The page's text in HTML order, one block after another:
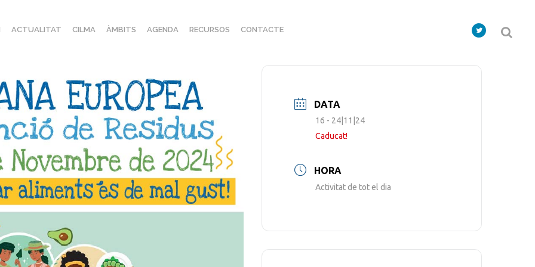
ACTUALITAT CILMA ÀMBITS AGENDA RECURSOS CONTACTE
DATA
16 - 24|11|24
Caducat!
HORA
Activitat de tot el dia